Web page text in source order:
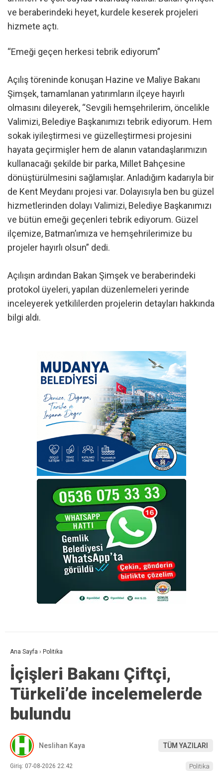
ve beraberindeki heyet, kurdele keserek projeleri
hizmete açtı.
“Emeği geçen herkesi tebrik ediyorum”
Açılış töreninde konuşan Hazine ve Maliye Bakanı
Şimşek, tamamlanan yatırımların ilçeye hayırlı
olmasını dileyerek, “Sevgili hemşehrilerim, öncelikle
Valimizi, Belediye Başkanımızı tebrik ediyorum. Hem
sokak iyileştirmesi ve güzelleştirmesi projesini
hayata geçirmişler hem de alanın vatandaşlarımızın
kullanacağı şekilde bir parka, Millet Bahçesine
dönüştürülmesini sağlamışlar. Anladığım kadarıyla bir
de Kent Meydanı projesi var. Dolayısıyla ben bu güzel
hizmetlerinden dolayı Valimizi, Belediye Başkanımızı
ve bütün emeği geçenleri tebrik ediyorum. Güzel
ilçemize, Batman’ımıza ve hemşehrilerimize bu
projeler hayırlı olsun” dedi.
Açılışın ardından Bakan Şimşek ve beraberindeki
protokol üyeleri, yapılan düzenlemeleri yerinde
inceleyerek yetkililerden projelerin detayları hakkında
bilgi aldı.
Ana Sayfa › Politika
İçişleri Bakanı Çiftçi,
Türkeli’de incelemelerde
bulundu
Neslihan Kaya TÜM YAZILARI
Giriş: 07-08-2026 22:42
Politika